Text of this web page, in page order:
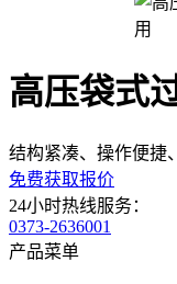
高压袋式
结构紧凑、操作便捷
免费获取报价
24小时热线服务：
0373-2636001
产品菜单